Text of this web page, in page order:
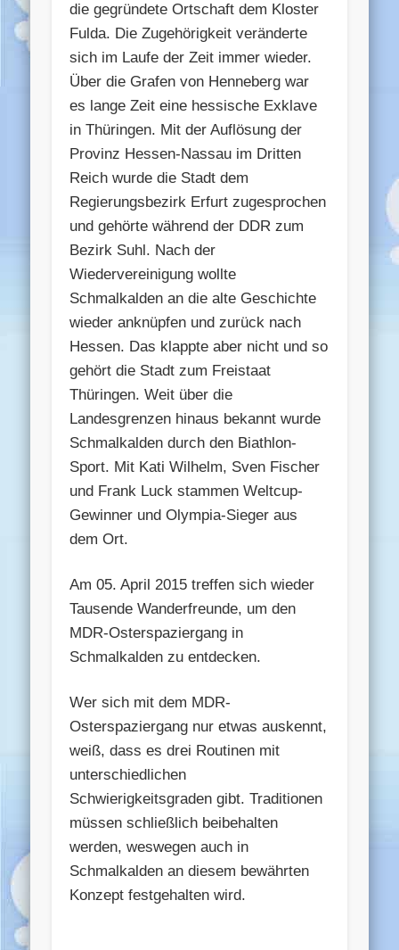
die gegründete Ortschaft dem Kloster
Fulda. Die Zugehörigkeit veränderte
sich im Laufe der Zeit immer wieder.
Über die Grafen von Henneberg war
es lange Zeit eine hessische Exklave
in Thüringen. Mit der Auflösung der
Provinz Hessen-Nassau im Dritten
Reich wurde die Stadt dem
Regierungsbezirk Erfurt zugesprochen
und gehörte während der DDR zum
Bezirk Suhl. Nach der
Wiedervereinigung wollte
Schmalkalden an die alte Geschichte
wieder anknüpfen und zurück nach
Hessen. Das klappte aber nicht und so
gehört die Stadt zum Freistaat
Thüringen. Weit über die
Landesgrenzen hinaus bekannt wurde
Schmalkalden durch den Biathlon-
Sport. Mit Kati Wilhelm, Sven Fischer
und Frank Luck stammen Weltcup-
Gewinner und Olympia-Sieger aus
dem Ort.
Am 05. April 2015 treffen sich wieder
Tausende Wanderfreunde, um den
MDR-Osterspaziergang in
Schmalkalden zu entdecken.
Wer sich mit dem MDR-
Osterspaziergang nur etwas auskennt,
weiß, dass es drei Routinen mit
unterschiedlichen
Schwierigkeitsgraden gibt. Traditionen
müssen schließlich beibehalten
werden, weswegen auch in
Schmalkalden an diesem bewährten
Konzept festgehalten wird.